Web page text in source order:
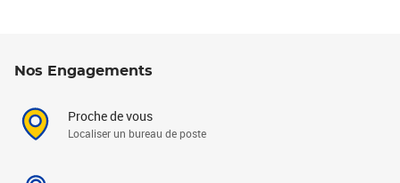
Nos Engagements
Proche de vous
Localiser un bureau de poste